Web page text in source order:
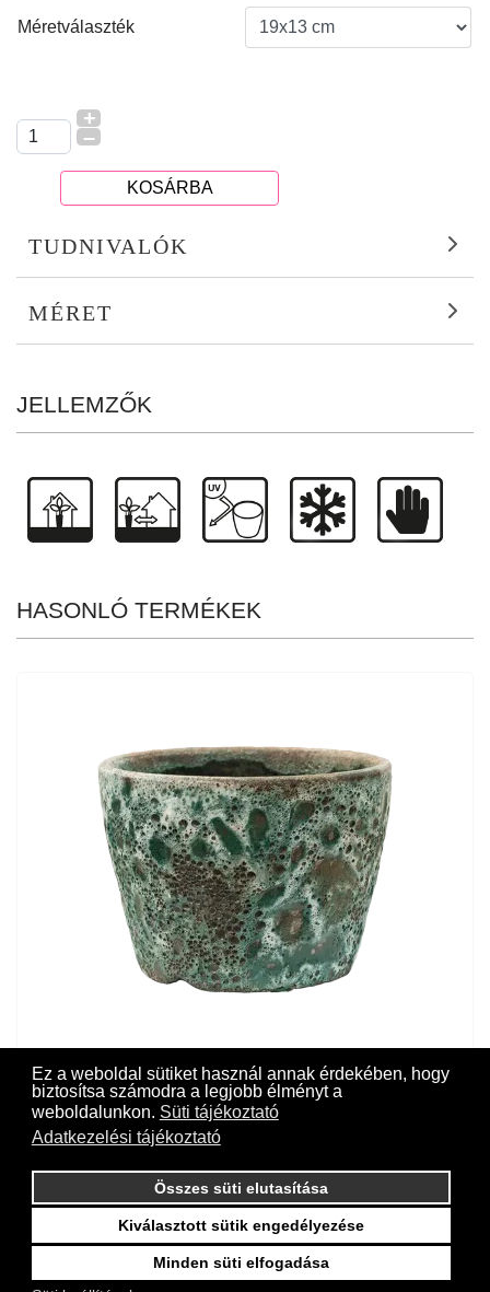
Ez a weboldal sütiket használ annak érdekében, hogy
biztosítsa számodra a legjobb élményt a
weboldalunkon. Süti tájékoztató
Adatkezelési tájékoztató
Összes süti elutasítása
Kiválasztott sütik engedélyezése
Minden süti elfogadása
Méretválaszték
+
–
KOSÁRBA
TUDNIVALÓK
MÉRET
JELLEMZŐK
HASONLÓ TERMÉKEK
Lava Couple straight relic jade (glazed inside) kaspó